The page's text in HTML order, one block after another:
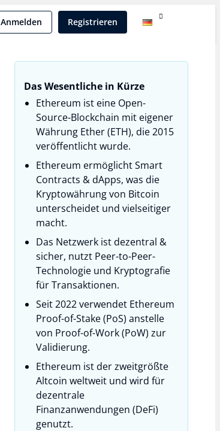
Anmelden Registrieren
Das Wesentliche in Kürze
Ethereum ist eine Open-
Source-Blockchain mit eigener
Währung Ether (ETH), die 2015
veröffentlicht wurde.
Ethereum ermöglicht Smart
Contracts & dApps, was die
Kryptowährung von Bitcoin
unterscheidet und vielseitiger
macht.
Das Netzwerk ist dezentral &
sicher, nutzt Peer-to-Peer-
Technologie und Kryptografie
für Transaktionen.
Seit 2022 verwendet Ethereum
Proof-of-Stake (PoS) anstelle
von Proof-of-Work (PoW) zur
Validierung.
Ethereum ist der zweitgrößte
Altcoin weltweit und wird für
dezentrale
Finanzanwendungen (DeFi)
genutzt.